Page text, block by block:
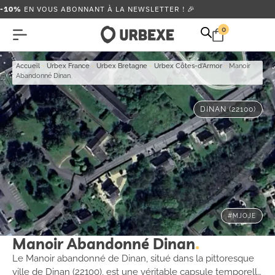
-10% EN VOUS ABONNANT À LA NEWSLETTER ! 🎉
0
Accueil - Urbex France - Urbex Bretagne - Urbex Côtes-d'Armor - Manoir
Abandonné Dinan
DINAN (22100)
#MJOJE
Manoir Abandonné Dinan
Le Manoir abandonné de Dinan, situé dans la pittoresque
ville de Dinan (22100), est une véritable capsule temporelle